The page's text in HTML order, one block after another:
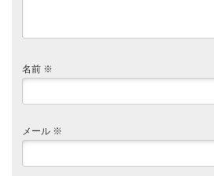
名前 ※
メール ※